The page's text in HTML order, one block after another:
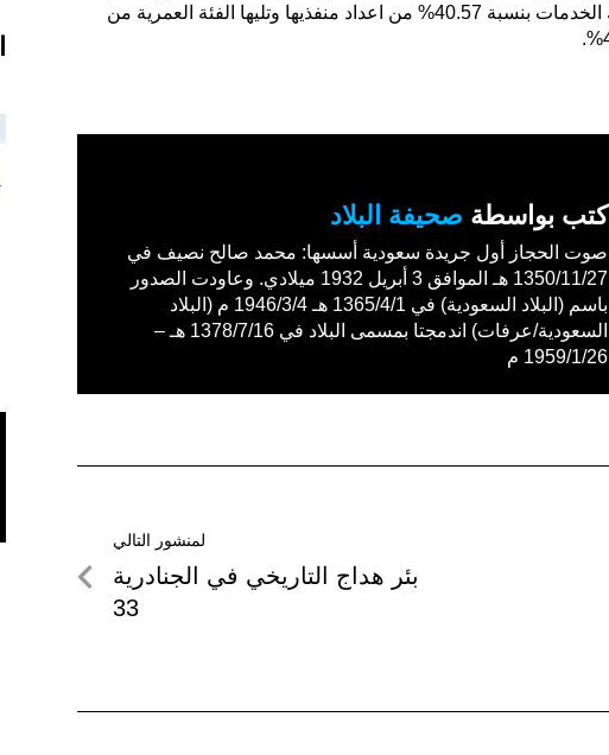
استخداما للأنترنت لتنفيذ تلك الخدمات بنسبة 40.57% من اعداد منفذيها وتليها الفئة العمرية من
كتب بواسطة صحيفة البلاد
صوت الحجاز أول جريدة سعودية أسسها: محمد صالح نصيف في
1350/11/27 هـ الموافق 3 أبريل 1932 ميلادي. وعاودت الصدور
باسم (البلاد السعودية) في 1365/4/1 هـ 1946/3/4 م (البلاد
السعودية/عرفات) اندمجتا بمسمى البلاد في 1378/7/16 هـ –
1959/1/26 م
لمنشور التالي
لمنشور
بئر هداج التاريخي في الجنادرية
33